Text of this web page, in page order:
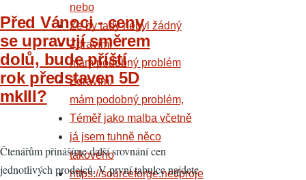
Před Vánoci - ceny
se upravují směrem
dolů, bude příští
rok představen 5D
mkIII?
Čtenářům přinášíme další srovnání cen
jednotlivých prodejců. V první tabulce najdete
nebo
Že by tady nebyl žádný
Zdravím,
mám podobný problém
Zdravím,
mám podobný problém,
Téměř jako malba včetně
já jsem tuhně něco
takového
https://sourceforge.net/proje